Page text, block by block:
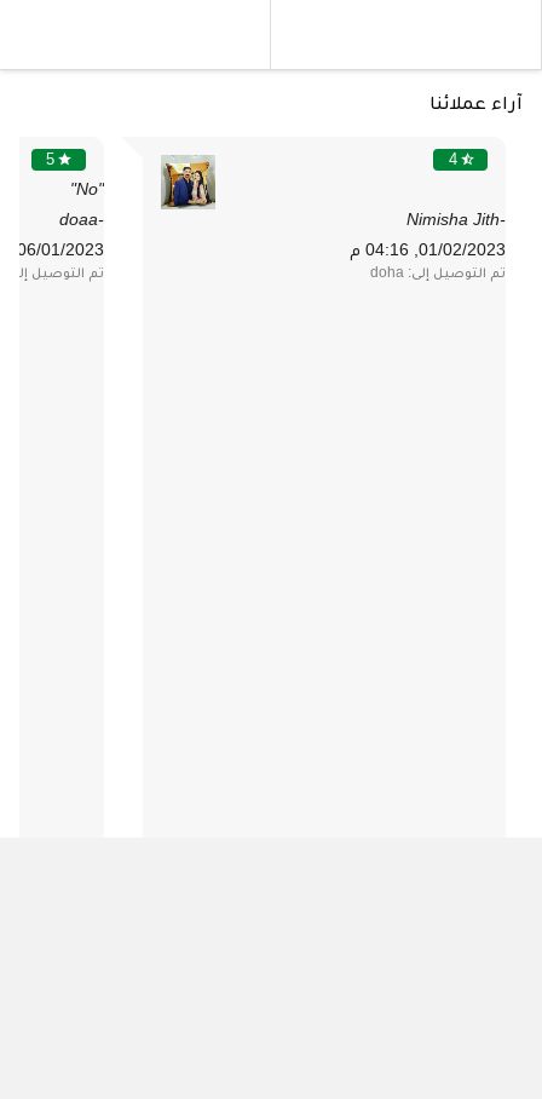
آراء عملائنا
4 star_half
-Nimisha Jith
01/02/2023, 04:16 م
تم التوصيل إلى: doha
5 star
"No"
-doaa
06/01/2023, 03:01 م
تم التوصيل إلى: doha